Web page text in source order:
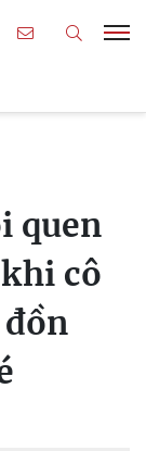
quen
cô